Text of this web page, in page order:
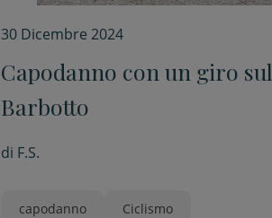
30 Dicembre 2024
Capodanno con un giro sul
Barbotto
di F.S.
capodanno Ciclismo